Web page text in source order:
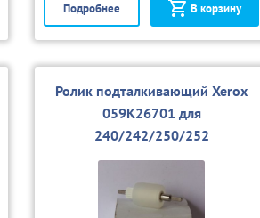
Подробнее В корзину
Ролик подталкивающий Xerox
059K26701 для
240/242/250/252